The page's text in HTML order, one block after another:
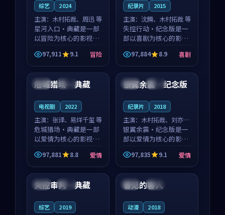
综艺 2024
主演： 木村拓哉、周迅 等
星河入口·典藏是一部
以冒险为核心的影视作
品，围绕危机、反转与
人物成长展开，整体节
奏紧凑，值得推荐观
看。
97,911 9.1 冒险
纪录片 2015
主演： 沈腾、木村拓哉 等
失控行动·纪念版是一
部以喜剧为核心的影视
作品，围绕危机、反转
与人物成长展开，整体
节奏紧凑，值得推荐观
看。
97,884 8.9 喜剧
美国 院线
危城猎场·典藏
电视剧 2022
主演： 张译、易烊千玺 等
危城猎场·典藏是一部
以爱情为核心的影视作
品，围绕危机、反转与
人物成长展开，整体节
奏紧凑，值得推荐观
97,881 8.8 爱情
日本 杜比
银翼余震·纪念版
纪录片 2018
主演： 木村拓哉、刘亦菲
等
银翼余震·纪念版是一
部以爱情为核心的影视
作品，围绕危机、反转
与人物成长展开，整体
节奏紧凑，值得推荐观
97,835 9.1 爱情
英国 完结
失控审判·典藏
综艺 2019
泰国 完结
看见的客人
动漫 2018